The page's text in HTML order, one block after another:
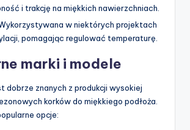
i trakcję na miękkich nawierzchniach.
w niektórych projektach
pomagając regulować temperaturę.
marki i modele
dobrze znanych z produkcji wysokiej
korków do miękkiego podłoża.
opcje: